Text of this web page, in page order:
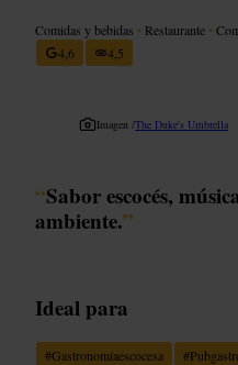
Comidas y bebidas • Restaurante •
4,6
4,5
Imagen /The Duke's Umbrella
“Sabor escocés,
ambiente.”
Ideal para
#Gastronomíaescocesa #